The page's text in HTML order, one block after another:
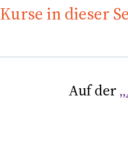
Kurse in dieser
Auf der